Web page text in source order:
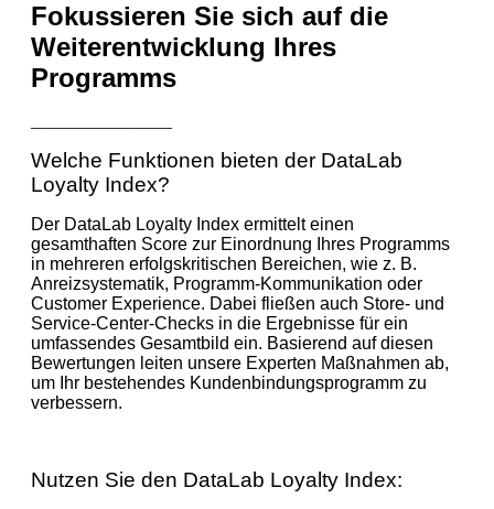
Fokussieren Sie sich auf die
Weiterentwicklung Ihres
Programms
Welche Funktionen bieten der DataLab
Loyalty Index?
Der DataLab Loyalty Index ermittelt einen
gesamthaften Score zur Einordnung Ihres Programms
in mehreren erfolgskritischen Bereichen, wie z. B.
Anreizsystematik, Programm-Kommunikation oder
Customer Experience. Dabei fließen auch Store- und
Service-Center-Checks in die Ergebnisse für ein
umfassendes Gesamtbild ein. Basierend auf diesen
Bewertungen leiten unsere Experten Maßnahmen ab,
um Ihr bestehendes Kundenbindungsprogramm zu
verbessern.
Nutzen Sie den DataLab Loyalty Index: